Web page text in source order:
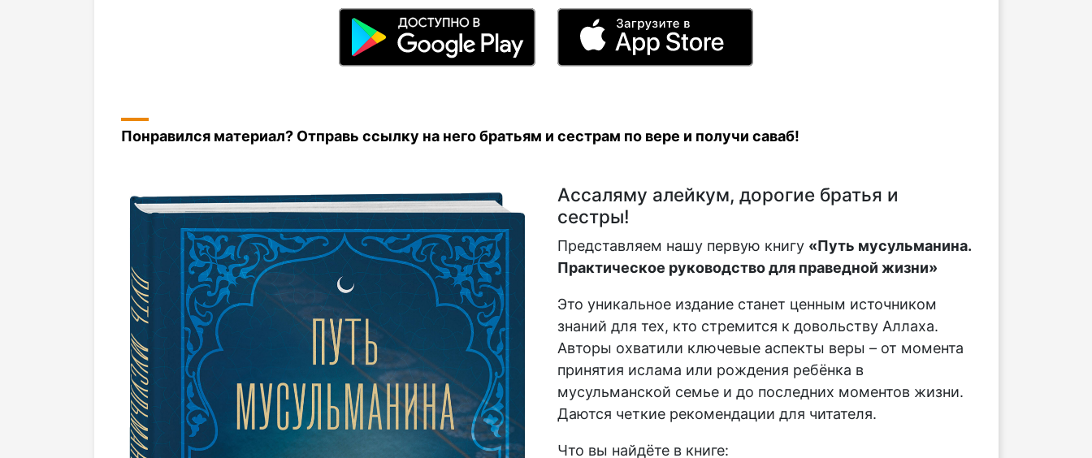
Понравился материал? Отправь ссылку на него братьям и сестрам по вере и получи саваб!
Ассаляму алейкум, дорогие братья и
сестры!
Представляем нашу первую книгу «Путь мусульманина.
Практическое руководство для праведной жизни»
Это уникальное издание станет ценным источником
знаний для тех, кто стремится к довольству Аллаха.
Авторы охватили ключевые аспекты веры – от момента
принятия ислама или рождения ребёнка в
мусульманской семье и до последних моментов жизни.
Даются четкие рекомендации для читателя.
Что вы найдёте в книге: